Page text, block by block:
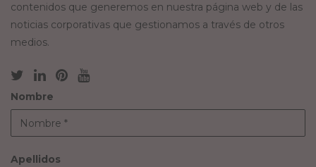
contenidos que generemos en nuestra página web y de las
noticias corporativas que gestionamos a través de otros
medios.
Nombre
Apellidos